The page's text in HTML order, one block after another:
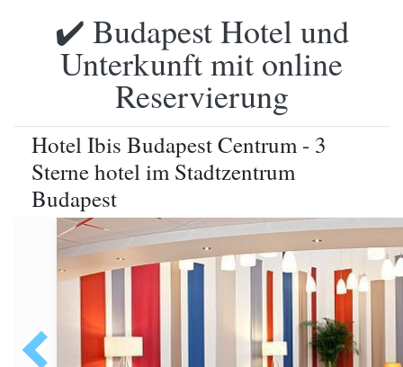
✔️ Budapest Hotel und
Unterkunft mit online
Reservierung
Hotel Ibis Budapest Centrum - 3
Sterne hotel im Stadtzentrum
Budapest